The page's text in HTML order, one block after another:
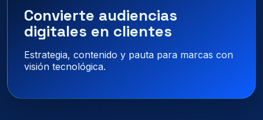
Convierte audiencias
digitales en clientes
Estrategia, contenido y pauta para marcas con
visión tecnológica.